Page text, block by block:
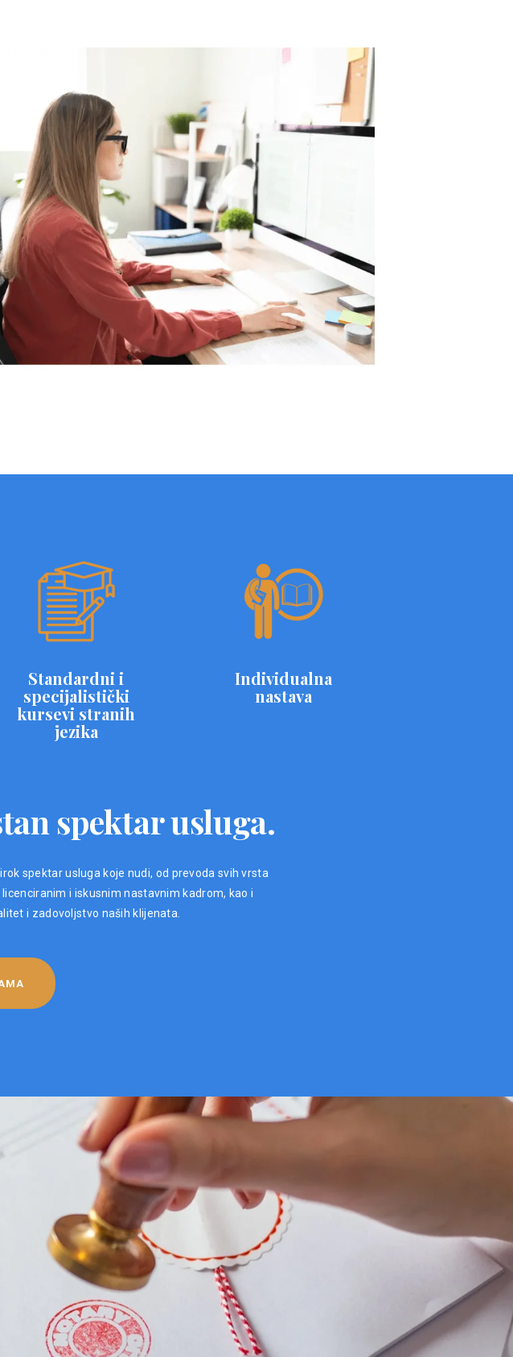
Standardni i
specijalistički
kursevi stranih
jezika
Individualna
nastava
spektar usluga.
spektar usluga koje nudi, od prevoda svih vrsta
i iskusnim nastavnim kadrom, kao i
i zadovoljstvo naših klijenata.